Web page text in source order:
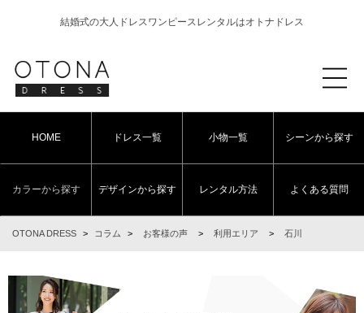
結婚式の大人ドレスワンピースレンタルはオトナドレス
HOME ドレス一覧 小物一覧 シーンから探す
カラーから探す デザインから探す レンタル方法 よくある質問
OTONA DRESS > コラム > お客様の声 > 利用エリア > 石川